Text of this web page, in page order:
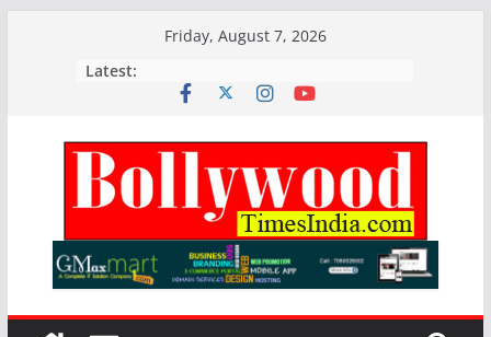
Friday, August 7, 2026
Latest: